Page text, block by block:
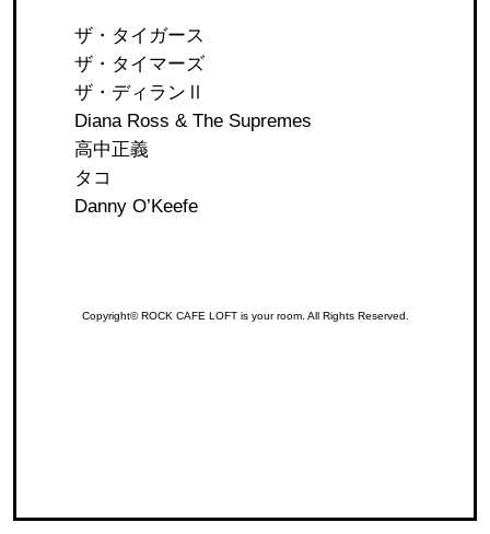
ザ・タイガース
ザ・タイマーズ
ザ・ディランⅡ
Diana Ross & The Supremes
高中正義
タコ
Danny O’Keefe
Copyright© ROCK CAFE LOFT is your room. All Rights Reserved.